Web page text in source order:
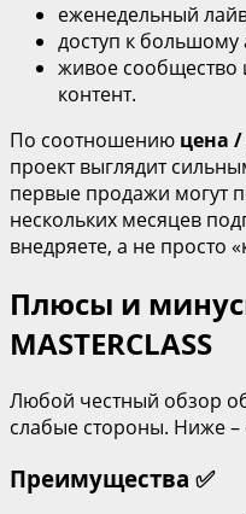
еженедельный
доступ к большому
живое
контент.
По соотношению цена
проект выглядит
первые продажи могут
нескольких месяцев
внедряете, а не просто
Плюсы и
MASTERCLASS
Любой честный обзор
слабые стороны. Ниже
Преимущества ✅